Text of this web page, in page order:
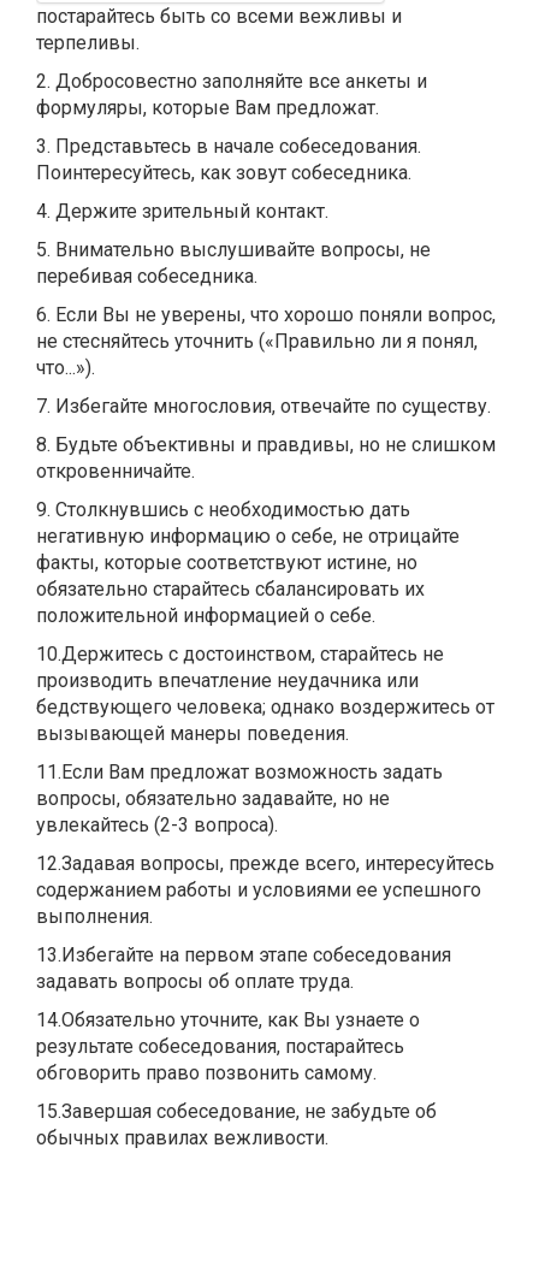
постарайтесь быть со всеми вежливы и
терпеливы.
2. Добросовестно заполняйте все анкеты и
формуляры, которые Вам предложат.
3. Представьтесь в начале собеседования.
Поинтересуйтесь, как зовут собеседника.
4. Держите зрительный контакт.
5. Внимательно выслушивайте вопросы, не
перебивая собеседника.
6. Если Вы не уверены, что хорошо поняли вопрос,
не стесняйтесь уточнить («Правильно ли я понял,
что...»).
7. Избегайте многословия, отвечайте по существу.
8. Будьте объективны и правдивы, но не слишком
откровенничайте.
9. Столкнувшись с необходимостью дать
негативную информацию о себе, не отрицайте
факты, которые соответствуют истине, но
обязательно старайтесь сбалансировать их
положительной информацией о себе.
10.Держитесь с достоинством, старайтесь не
производить впечатление неудачника или
бедствующего человека; однако воздержитесь от
вызывающей манеры поведения.
11.Если Вам предложат возможность задать
вопросы, обязательно задавайте, но не
увлекайтесь (2-3 вопроса).
12.Задавая вопросы, прежде всего, интересуйтесь
содержанием работы и условиями ее успешного
выполнения.
13.Избегайте на первом этапе собеседования
задавать вопросы об оплате труда.
14.Обязательно уточните, как Вы узнаете о
результате собеседования, постарайтесь
обговорить право позвонить самому.
15.Завершая собеседование, не забудьте об
обычных правилах вежливости.